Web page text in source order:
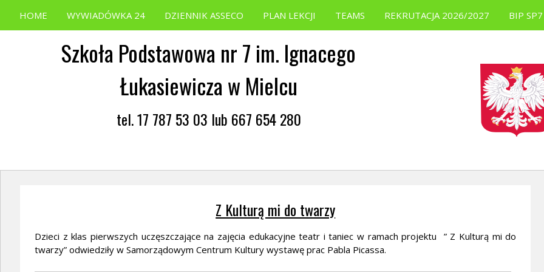
HOME WYWIADÓWKA 24 DZIENNIK ASSECO PLAN LEKCJI TEAMS REKRUTACJA 2026/2027 BIP SP7
Szkoła Podstawowa nr 7 im. Ignacego
Łukasiewicza w Mielcu
tel. 17 787 53 03 lub 667 654 280
Z Kulturą mi do twarzy
Dzieci z klas pierwszych uczęszczające na zajęcia edukacyjne teatr i taniec w ramach projektu ” Z Kulturą mi do
twarzy” odwiedziły w Samorządowym Centrum Kultury wystawę prac Pabla Picassa.